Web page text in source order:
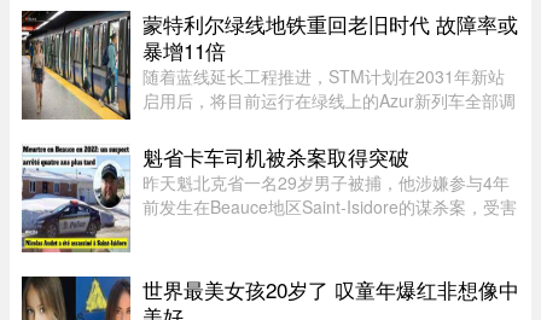
别袭击了Laurentides地区的Ha ...
蒙特利尔绿线地铁重回老旧时代 故障率或
暴增11倍
随着蓝线延长工程推进，STM计划在2031年新站
启用后，将目前运行在绿线上的Azur新列车全部调
客流量最高的绿线可能几乎全部由服役多年的MR-
73老旧列车运营。Projet Montr ...
魁省卡车司机被杀案取得突破
昨天魁北克省一名29岁男子被捕，他涉嫌参与4年
前发生在Beauce地区Saint-Isidore的谋杀案，受害
人étienne Gourde。Gourde将在 ...
世界最美女孩20岁了 叹童年爆红非想像中